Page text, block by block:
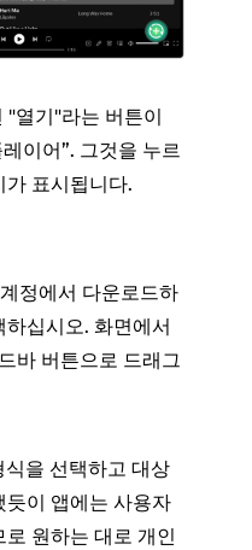
열기"라는 버튼이
이어”. 그것을 누르
가 표시됩니다.
정에서 다운로드하
십시오. 화면에서
바 버튼으로 드래그
을 선택하고 대상
이 앱에는 사용자
원하는 대로 개인